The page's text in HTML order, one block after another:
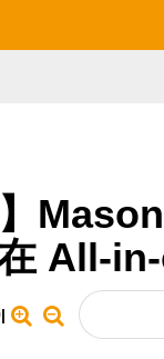
】
All-
|